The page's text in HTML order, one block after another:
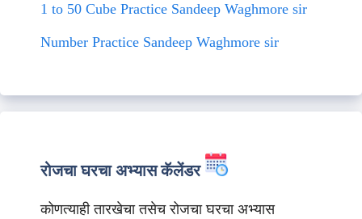
1 to 50 Cube Practice Sandeep Waghmore sir
Number Practice Sandeep Waghmore sir
रोजचा घरचा अभ्यास कॅलेंडर
कोणत्याही तारखेचा तसेच रोजचा घरचा अभ्यास